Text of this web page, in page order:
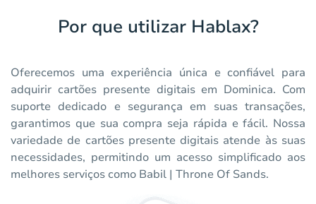
Por que utilizar Hablax?
Oferecemos uma experiência única e confiável para
adquirir cartões presente digitais em Dominica. Com
suporte dedicado e segurança em suas transações,
garantimos que sua compra seja rápida e fácil. Nossa
variedade de cartões presente digitais atende às suas
necessidades, permitindo um acesso simplificado aos
melhores serviços como Babil | Throne Of Sands.